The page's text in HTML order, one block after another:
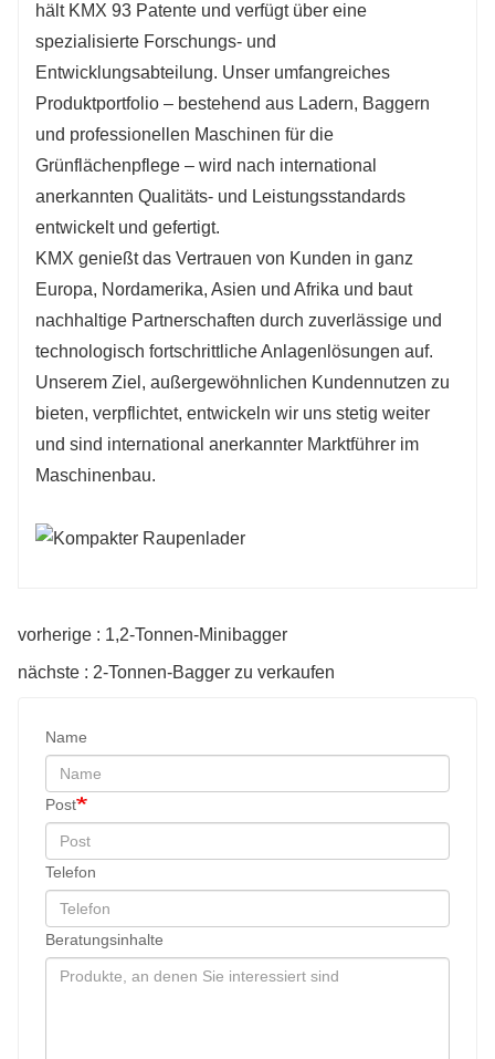
hält KMX 93 Patente und verfügt über eine
spezialisierte Forschungs- und
Entwicklungsabteilung. Unser umfangreiches
Produktportfolio – bestehend aus Ladern, Baggern
und professionellen Maschinen für die
Grünflächenpflege – wird nach international
anerkannten Qualitäts- und Leistungsstandards
entwickelt und gefertigt.
KMX genießt das Vertrauen von Kunden in ganz
Europa, Nordamerika, Asien und Afrika und baut
nachhaltige Partnerschaften durch zuverlässige und
technologisch fortschrittliche Anlagenlösungen auf.
Unserem Ziel, außergewöhnlichen Kundennutzen zu
bieten, verpflichtet, entwickeln wir uns stetig weiter
und sind international anerkannter Marktführer im
Maschinenbau.
vorherige : 1,2-Tonnen-Minibagger
nächste : 2-Tonnen-Bagger zu verkaufen
Name
Post
Telefon
Beratungsinhalte